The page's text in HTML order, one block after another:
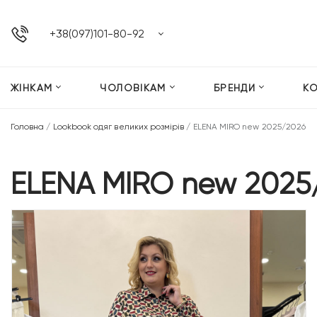
+38(097)101-80-92
ЖІНКАМ ЧОЛОВІКАМ БРЕНДИ
Головна / Lookbook одяг великих розмірів / ELENA MIRO new 2025/2026
ELENA MIRO new